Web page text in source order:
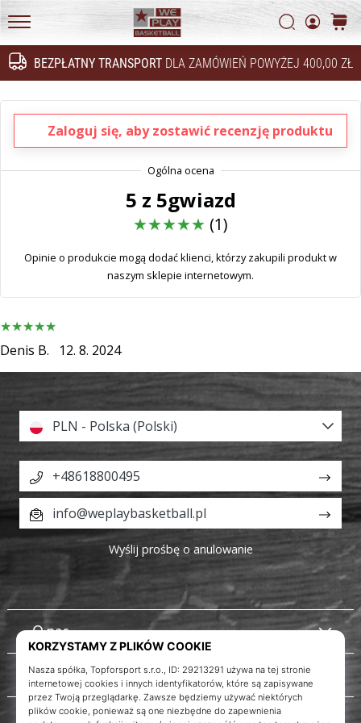
BEZPŁATNY TRANSPORT DLA ZAMÓWIEŃ POWYŻEJ 400,00 ZŁ
WePlayBasketball.pl
Szukaj
Szukaj
Weplaybasketball
24. 6. 2022
2 min. czytanie
Zostań
marki
Weplaybasketball
taką
my?
Grajmy
Pokaż
wszystkie
artykuły
Zaloguj się, aby zostawić recenzję produktu
5 z 5gwiazd
(1)
Opinie o produkcie mogą dodać klienci, którzy zakupili produkt w
naszym sklepie internetowym.
Denis B. 12. 8. 2024
O nas
Obsługa klienta
PLN - Polska (Polski)
+48618800495
info@weplaybasketball.pl
Wyślij prośbę o anulowanie